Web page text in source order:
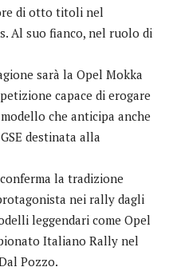
di otto titoli nel
Al suo fianco, nel ruolo di
sarà la Opel Mokka
capace di erogare
che anticipa anche
destinata alla
la tradizione
nei rally dagli
leggendari come Opel
Italiano Rally nel
Pozzo.